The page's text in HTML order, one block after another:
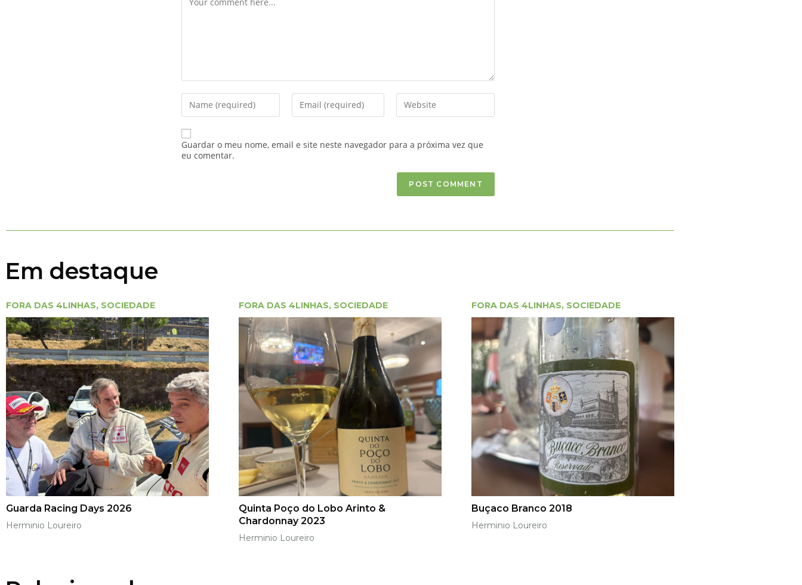
Guardar o meu nome, email e site neste navegador para a próxima vez que
eu comentar.
Em destaque
FORA DAS 4LINHAS, SOCIEDADE
Guarda Racing Days 2026
Herminio Loureiro
FORA DAS 4LINHAS, SOCIEDADE
Quinta Poço do Lobo Arinto &
Chardonnay 2023
Herminio Loureiro
FORA DAS 4LINHAS, SOCIEDADE
Buçaco Branco 2018
Herminio Loureiro